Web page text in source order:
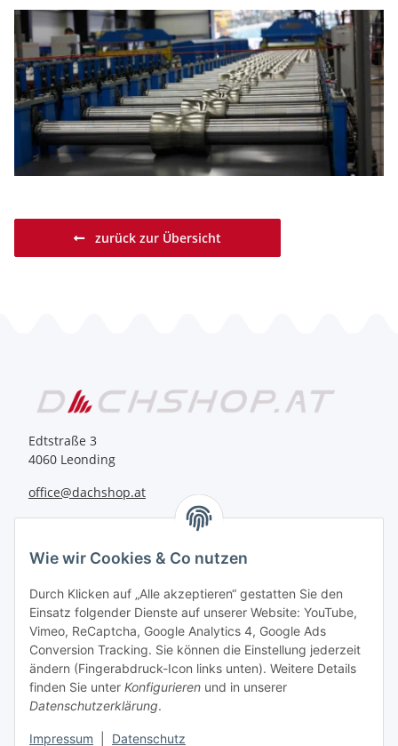
zurück zur Übersicht
Edtstraße 3
4060 Leonding
office@dachshop.at
Informationen
Sie haben Fragen zu
Wie wir Cookies & Co nutzen
Durch Klicken auf „Alle akzeptieren“ gestatten Sie den
Einsatz folgender Dienste auf unserer Website: YouTube,
Vimeo, ReCaptcha, Google Analytics 4, Google Ads
Conversion Tracking. Sie können die Einstellung jederzeit
ändern (Fingerabdruck-Icon links unten). Weitere Details
finden Sie unter Konfigurieren und in unserer
Datenschutzerklärung.
Impressum Datenschutz